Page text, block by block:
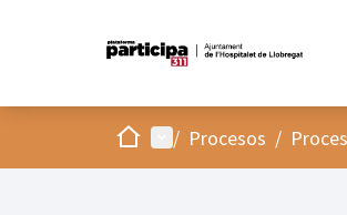
InicioMenú principal
/ Procesos /